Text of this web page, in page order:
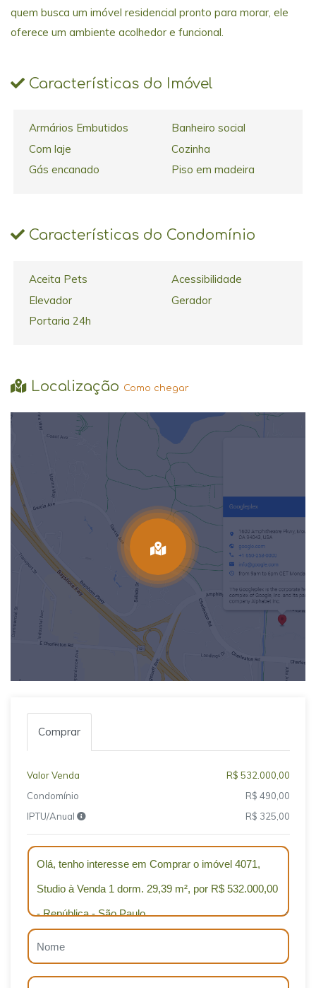
quem busca um imóvel residencial pronto para morar, ele
oferece um ambiente acolhedor e funcional.
Características do Imóvel
Armários Embutidos
Banheiro social
Com laje
Cozinha
Gás encanado
Piso em madeira
Características do Condomínio
Aceita Pets
Acessibilidade
Elevador
Gerador
Portaria 24h
Localização Como chegar
Comprar
Valor Venda
R$ 532.000,00
Condomínio
R$ 490,00
IPTU/Anual
R$ 325,00
Qual o melhor dia e horário pra você?